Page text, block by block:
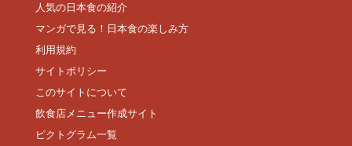
人気の日本食の紹介
マンガで見る！日本食の楽しみ方
利用規約
サイトポリシー
このサイトについて
飲食店メニュー作成サイト
ピクトグラム一覧